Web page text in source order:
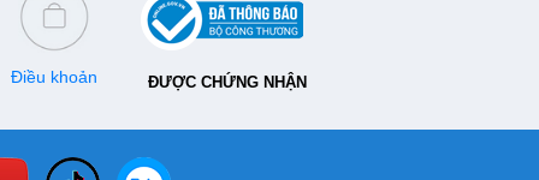
Điều khoản ĐƯỢC CHỨNG NHẬN